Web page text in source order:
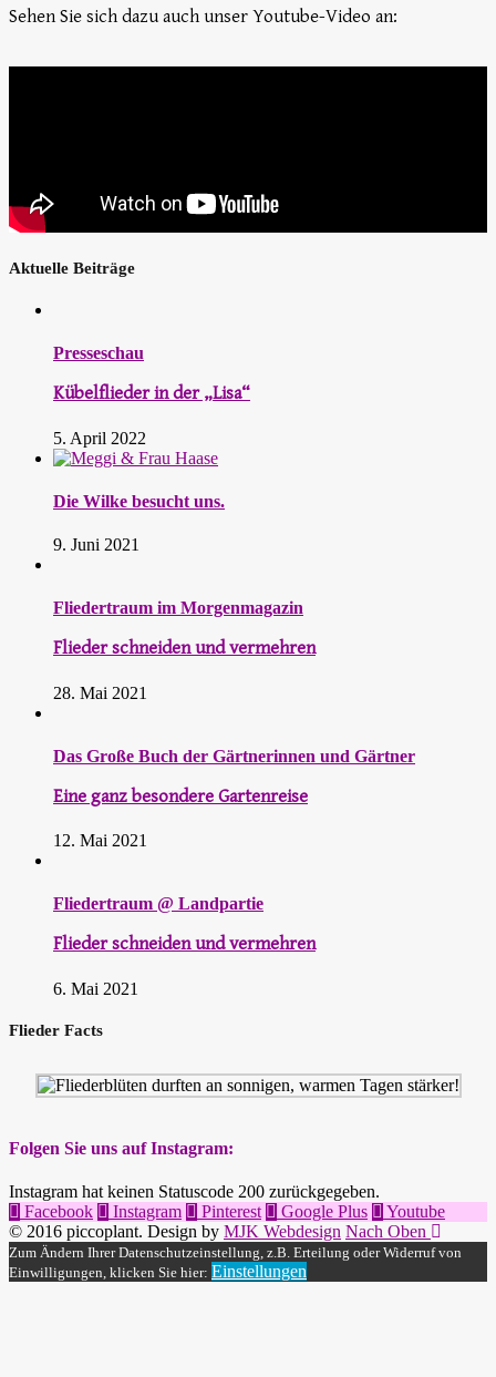
Sehen Sie sich dazu auch unser Youtube-Video an:
Aktuelle Beiträge
Presseschau
Kübelflieder in der „Lisa“
5. April 2022
Die Wilke besucht uns.
9. Juni 2021
Fliedertraum im Morgenmagazin
Flieder schneiden und vermehren
28. Mai 2021
Das Große Buch der Gärtnerinnen und Gärtner
Eine ganz besondere Gartenreise
12. Mai 2021
Fliedertraum @ Landpartie
Flieder schneiden und vermehren
6. Mai 2021
Flieder Facts
Folgen Sie uns auf Instagram:
Instagram hat keinen Statuscode 200 zurückgegeben.
Facebook
Instagram Pinterest Google Plus
Youtube
© 2016 piccoplant. Design by MJK Webdesign Nach Oben
Zum Ändern Ihrer Datenschutzeinstellung, z.B. Erteilung oder Widerruf von
Einwilligungen, klicken Sie hier: Einstellungen